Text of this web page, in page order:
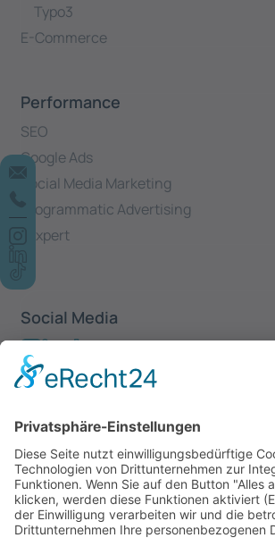
Typo3
E-Commerce
Performance
SEO
Google Ads
Social Media Marketing
Programmatic Advertising
Yexpert
Social Media
Newsletter